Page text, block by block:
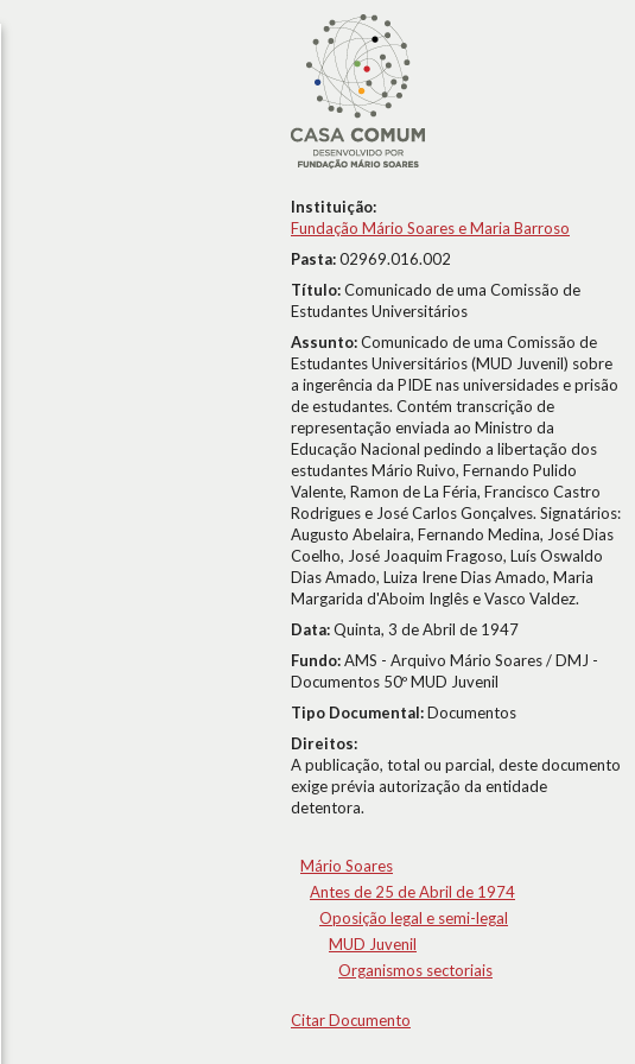
Instituição:
Fundação Mário Soares e Maria Barroso
Pasta:02969.016.002
Título:Comunicado de uma Comissão de
Estudantes Universitários
Assunto:Comunicado de uma Comissão de
Estudantes Universitários (MUD Juvenil) sobre
a ingerência da PIDE nas universidades e prisão
de estudantes. Contém transcrição de
representação enviada ao Ministro da
Educação Nacional pedindo a libertação dos
estudantes Mário Ruivo, Fernando Pulido
Valente, Ramon de La Féria, Francisco Castro
Rodrigues e José Carlos Gonçalves. Signatários:
Augusto Abelaira, Fernando Medina, José Dias
Coelho, José Joaquim Fragoso, Luís Oswaldo
Dias Amado, Luiza Irene Dias Amado, Maria
Margarida d'Aboim Inglês e Vasco Valdez.
Data:Quinta, 3 de Abril de 1947
Fundo:AMS - Arquivo Mário Soares / DMJ -
Documentos 50º MUD Juvenil
Tipo Documental:Documentos
Direitos:
A publicação, total ou parcial, deste documento
exige prévia autorização da entidade
detentora.
Mário Soares
Antes de 25 de Abril de 1974
Oposição legal e semi-legal
MUD Juvenil
Organismos sectoriais
Citar Documento